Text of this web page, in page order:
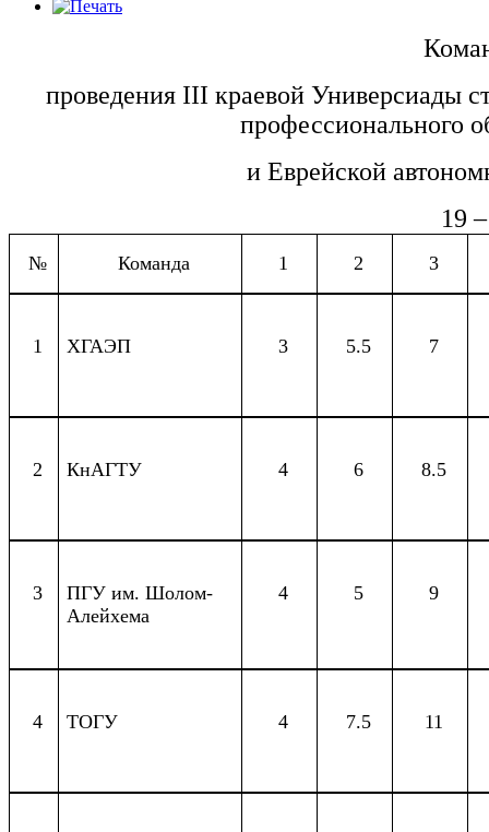
проведения IIIкраевой Универсиады
профессионального
и Еврейской
19
№ Команда 1 2 3
1 ХГАЭП 3 5.5 7
2 КнАГТУ 4 6 8.5
3
ПГУ им. Шолом-
Алейхема
4 5 9
4 ТОГУ 4 7.5 11